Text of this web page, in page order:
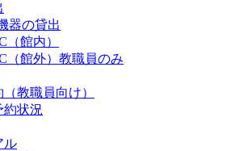
器の貸出
（館内）
（館外）教職員のみ
教職員向け）
約状況
ル